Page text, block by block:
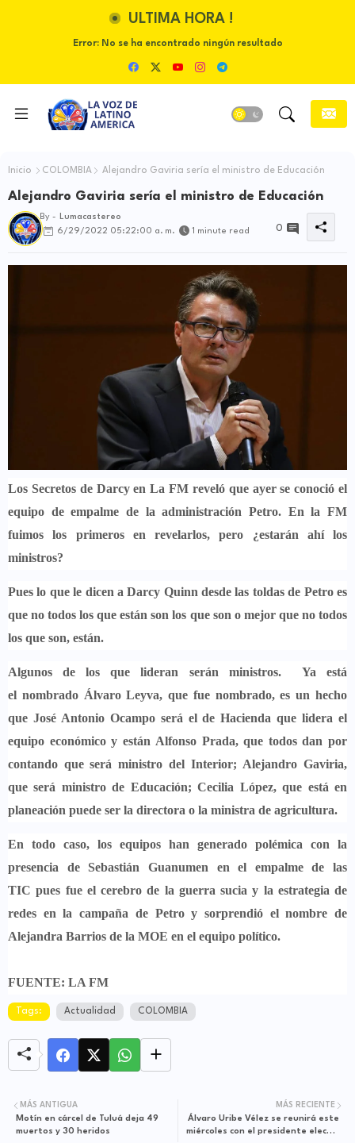
ULTIMA HORA !
Error:No se ha encontrado ningún resultado
Inicio COLOMBIA Alejandro Gaviria sería el ministro de Educación
Alejandro Gaviria sería el ministro de Educación
By -
Lumacastereo
6/29/2022 05:22:00 a. m.
1 minute read 0
Los Secretos de Darcy en La FM reveló que ayer se conoció el
equipo deempalme de la administración Petro. En la FM
fuimos los primeros en revelarlos, pero ¿estarán ahí los
ministros?
Pues lo que le dicen a Darcy Quinndesde las toldas de Petro es
que no todos los que están son los que son o mejor que no todos
los que son, están.
Algunos de los que lideran serán ministros. Ya está
el nombrado Álvaro Leyva, que fue nombrado, es un hecho
que José Antonio Ocampo será el de Hacienda que lidera el
equipo económico y están Alfonso Prada, que todos dan por
contando que será ministro del Interior; Alejandro Gaviria,
que será ministro de Educación;Cecilia López, que está en
planeación puede ser la directora o la ministra de agricultura.
En todo caso, los equipos han generado polémica con la
presencia deSebastián Guanumen en el empalme de las
TIC pues fue el cerebro de la guerra suciay la estrategia de
redes en la campaña de Petro y sorprendió el nombre de
Alejandra Barrios de la MOE en el equipo político.
FUENTE: LA FM
Tags: Actualidad COLOMBIA
MÁS RECIENTE
Álvaro Uribe Vélez se reunirá este
miércoles con el presidente electo,
MÁS ANTIGUA
Motín en cárcel de Tuluá deja 49
muertos y 30 heridos